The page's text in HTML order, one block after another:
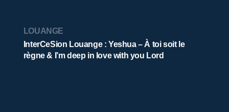
LOUANGE
InterCeSion Louange : Yeshua – À toi soit le
règne & I’m deep in love with you Lord